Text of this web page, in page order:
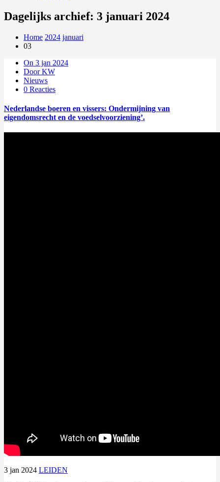
Dagelijks archief: 3 januari 2024
Home 2024 januari
03
On 3 jan 2024
Door KW
Nieuws
0 Reacties
Nederlandse boeren en vissers: Ondermijning van
eigendomsrecht en de voedselvoorziening’.
3 jan 2024 LEIDEN